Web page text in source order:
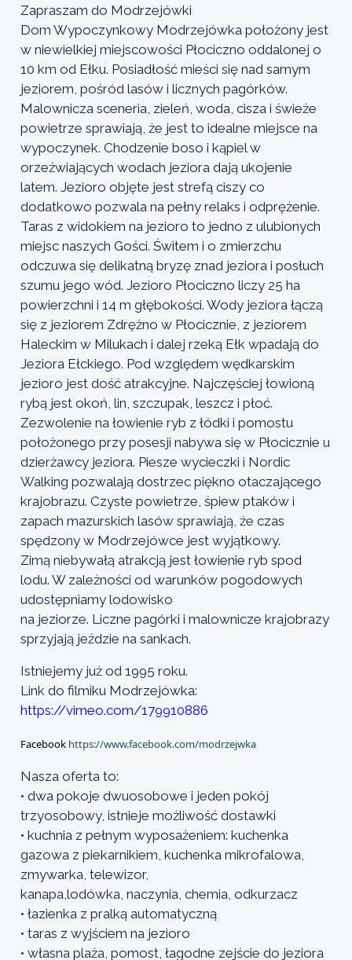
Zapraszam do Modrzejówki
Dom Wypoczynkowy Modrzejówka położony jest
w niewielkiej miejscowości Płociczno oddalonej o
10 km od Ełku. Posiadłość mieści się nad samym
jeziorem, pośród lasów i licznych pagórków.
Malownicza sceneria, zieleń, woda, cisza i świeże
powietrze sprawiają, że jest to idealne miejsce na
wypoczynek. Chodzenie boso i kąpiel w
orzeźwiających wodach jeziora dają ukojenie
latem. Jezioro objęte jest strefą ciszy co
dodatkowo pozwala na pełny relaks i odprężenie.
Taras z widokiem na jezioro to jedno z ulubionych
miejsc naszych Gości. Świtem i o zmierzchu
odczuwa się delikatną bryzę znad jeziora i posłuch
szumu jego wód. Jezioro Płociczno liczy 25 ha
powierzchni i 14 m głębokości. Wody jeziora łączą
się z jeziorem Zdrężno w Płocicznie, z jeziorem
Haleckim w Milukach i dalej rzeką Ełk wpadają do
Jeziora Ełckiego. Pod względem wędkarskim
jezioro jest dość atrakcyjne. Najczęściej łowioną
rybą jest okoń, lin, szczupak, leszcz i płoć.
Zezwolenie na łowienie ryb z łódki i pomostu
położonego przy posesji nabywa się w Płocicznie u
dzierżawcy jeziora. Piesze wycieczki i Nordic
Walking pozwalają dostrzec piękno otaczającego
krajobrazu. Czyste powietrze, śpiew ptaków i
zapach mazurskich lasów sprawiają, że czas
spędzony w Modrzejówce jest wyjątkowy.
Zimą niebywałą atrakcją jest łowienie ryb spod
lodu. W zależności od warunków pogodowych
udostępniamy lodowisko
na jeziorze. Liczne pagórki i malownicze krajobrazy
sprzyjają jeździe na sankach.
Istniejemy już od 1995 roku.
Link do filmiku Modrzejówka:
https://vimeo.com/179910886
Facebook https://www.facebook.com/modrzejwka
Nasza oferta to:
• dwa pokoje dwuosobowe i jeden pokój
trzyosobowy, istnieje możliwość dostawki
• kuchnia z pełnym wyposażeniem: kuchenka
gazowa z piekarnikiem, kuchenka mikrofalowa,
zmywarka, telewizor,
kanapa,lodówka, naczynia, chemia, odkurzacz
• łazienka z pralką automatyczną
• taras z wyjściem na jezioro
• własna plaża, pomost, łagodne zejście do jeziora